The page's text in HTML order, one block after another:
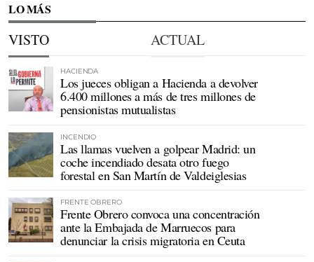
LO MÁS
VISTO ACTUAL
HACIENDA
Los jueces obligan a Hacienda a devolver
6.400 millones a más de tres millones de
pensionistas mutualistas
INCENDIO
Las llamas vuelven a golpear Madrid: un
coche incendiado desata otro fuego
forestal en San Martín de Valdeiglesias
FRENTE OBRERO
Frente Obrero convoca una concentración
ante la Embajada de Marruecos para
denunciar la crisis migratoria en Ceuta